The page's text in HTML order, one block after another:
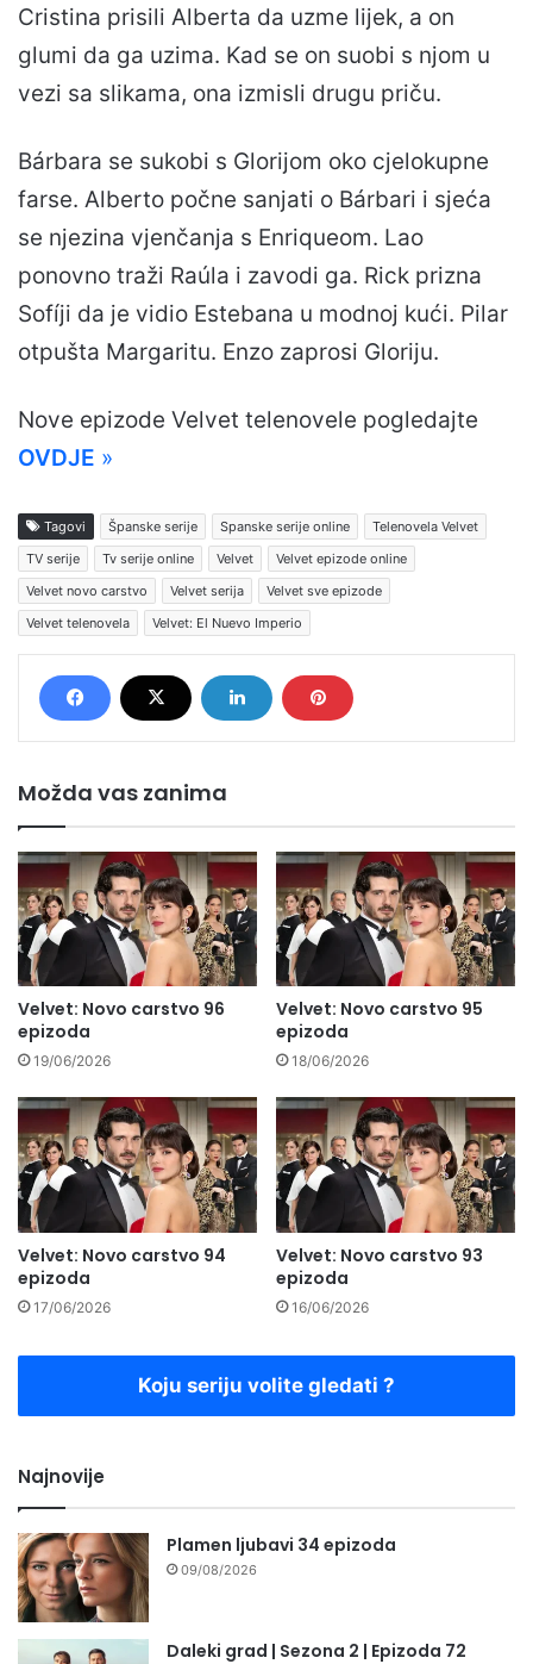
Cristina prisili Alberta da uzme lijek, a on
glumi da ga uzima. Kad se on suobi s njom u
vezi sa slikama, ona izmisli drugu priču.
Bárbara se sukobi s Glorijom oko cjelokupne
farse. Alberto počne sanjati o Bárbari i sjeća
se njezina vjenčanja s Enriqueom. Lao
ponovno traži Raúla i zavodi ga. Rick prizna
Sofíji da je vidio Estebana u modnoj kući. Pilar
otpušta Margaritu. Enzo zaprosi Gloriju.
Nove epizode Velvet telenovele pogledajte
OVDJE »
Tagovi Španske serije Spanske serije online
Telenovela Velvet
TV serije
Tv serije online Velvet
Velvet epizode online
Velvet novo carstvo
Velvet serija
Velvet sve epizode
Velvet telenovela
Velvet: El Nuevo Imperio
Možda vas zanima
Velvet: Novo carstvo 96
epizoda
19/06/2026
Velvet: Novo carstvo 95
epizoda
18/06/2026
Velvet: Novo carstvo 94
epizoda
17/06/2026
Velvet: Novo carstvo 93
epizoda
16/06/2026
Koju seriju volite gledati ?
Najnovije
Plamen ljubavi 34 epizoda
09/08/2026
Daleki grad | Sezona 2 | Epizoda 72